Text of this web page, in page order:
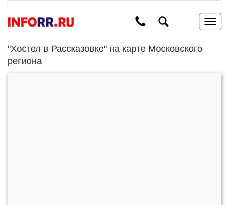
"Хостел в Рассказовке" на карте Московского
региона